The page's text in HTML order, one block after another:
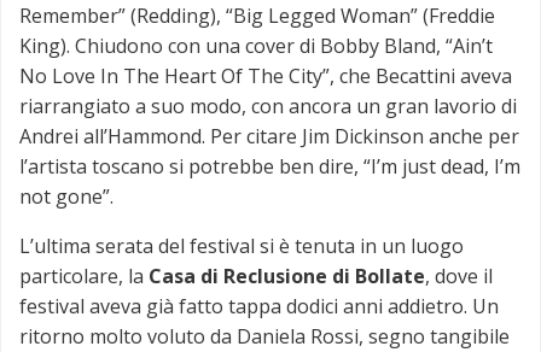
Remember” (Redding), “Big Legged Woman” (Freddie
King). Chiudono con una cover di Bobby Bland, “Ain’t
No Love In The Heart Of The City”, che Becattini aveva
riarrangiato a suo modo, con ancora un gran lavorio di
Andrei all’Hammond. Per citare Jim Dickinson anche per
l’artista toscano si potrebbe ben dire, “I’m just dead, I’m
not gone”.
L’ultima serata del festival si è tenuta in un luogo
particolare, la Casa di Reclusione di Bollate, dove il
festival aveva già fatto tappa dodici anni addietro. Un
ritorno molto voluto da Daniela Rossi, segno tangibile